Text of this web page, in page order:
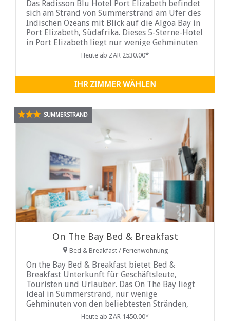
Das Radisson Blu Hotel Port Elizabeth befindet
sich am Strand von Summerstrand am Ufer des
Indischen Ozeans mit Blick auf die Algoa Bay in
Port Elizabeth, Südafrika. Dieses 5-Sterne-Hotel
in Port Elizabeth liegt nur wenige Gehminuten
Heute ab ZAR 2530.00*
IHR ZIMMER WÄHLEN
SUMMERSTRAND
On The Bay Bed & Breakfast
Bed & Breakfast / Ferienwohnung
On the Bay Bed & Breakfast bietet Bed &
Breakfast Unterkunft für Geschäftsleute,
Touristen und Urlauber. Das On The Bay liegt
ideal in Summerstrand, nur wenige
Gehminuten von den beliebtesten Stränden,
Restaurants, dem Einkaufszentrum, dem
Heute ab ZAR 1450.00*